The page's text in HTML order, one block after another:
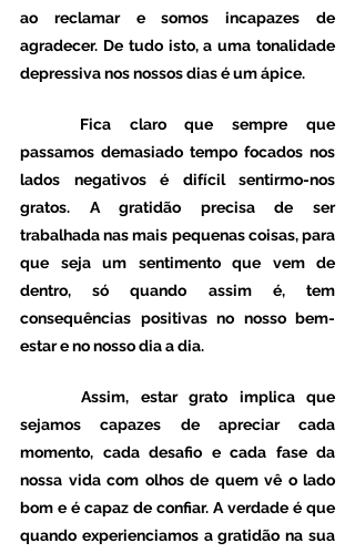
ao reclamar e somos incapazes de
agradecer. De tudo isto, a uma tonalidade
depressiva nos nossos dias é um ápice.
passamos demasiado tempo focados nos
lados negativos é difícil sentirmo-nos
gratos. A gratidão precisa de ser
trabalhada nas mais pequenas coisas, para
que seja um sentimento que vem de
dentro, só quando assim é, tem
consequências positivas no nosso bem-
estar e no nosso dia a dia.
sejamos capazes de apreciar cada
momento, cada desafio e cada fase da
nossa vida com olhos de quem vê o lado
bom e é capaz de confiar. A verdade é que
quando experienciamos a gratidão na sua